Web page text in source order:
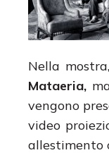
Nella
Mataeria,
vengono
video
allestimento